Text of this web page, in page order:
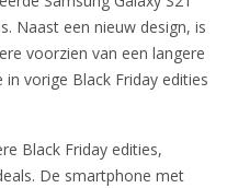
Naast een nieuw design, is
voorzien van een langere
vorige Black Friday edities
Black Friday edities,
De smartphone met